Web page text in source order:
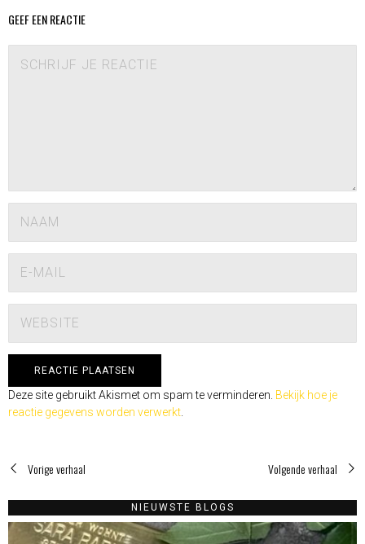
GEEF EEN REACTIE
Deze site gebruikt Akismet om spam te verminderen. Bekijk hoe je
reactie gegevens worden verwerkt
Vorige verhaal Volgende verhaal
NIEUWSTE BLOGS